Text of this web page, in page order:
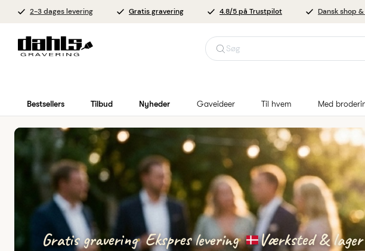
2-3 dages levering Gratis gravering 4.8/5 på Trustpilot Dansk shop
Søg
Bestsellers Tilbud Nyheder Gaveideer Til hvem Med
Gratis gravering Ekspres levering Værksted & lager